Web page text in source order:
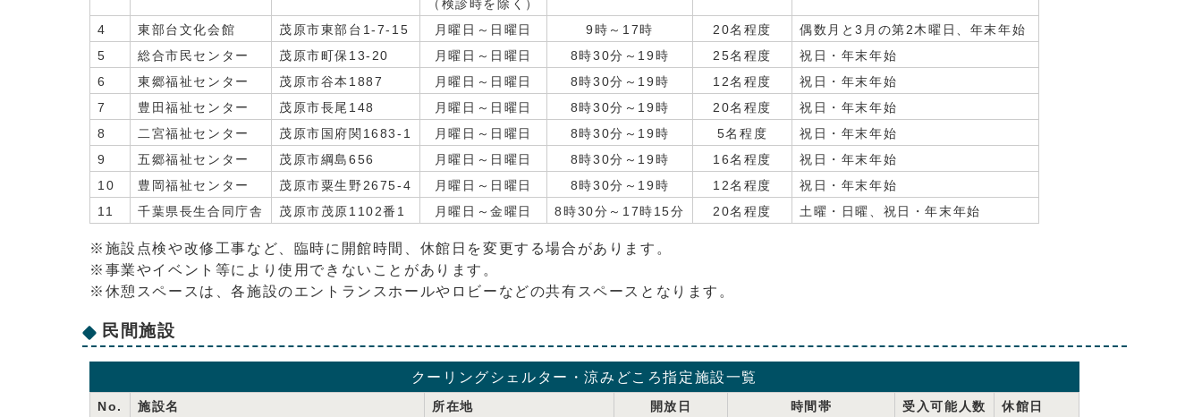
（検診時を除く）
4 東部台文化会館 茂原市東部台1-7-15 月曜日～日曜日 9時～17時 20名程度
偶数月と3月の第2木曜日、年末年始
5
総合市民センター 茂原市町保13-20 月曜日～日曜日 8時30分～19時 25名程度
祝日・年末年始
6
東郷福祉センター 茂原市谷本1887 月曜日～日曜日 8時30分～19時 12名程度
祝日・年末年始
7
豊田福祉センター 茂原市長尾148 月曜日～日曜日 8時30分～19時 20名程度
祝日・年末年始
8
二宮福祉センター 茂原市国府関1683-1 月曜日～日曜日 8時30分～19時 5名程度
祝日・年末年始
9
五郷福祉センター 茂原市綱島656 月曜日～日曜日 8時30分～19時 16名程度
祝日・年末年始
10
豊岡福祉センター 茂原市粟生野2675-4 月曜日～日曜日 8時30分～19時 12名程度
祝日・年末年始
11
千葉県長生合同庁舎 茂原市茂原1102番1 月曜日～金曜日 8時30分～17時15分 20名程度 土曜・日曜、祝日・年末年始
※施設点検や改修工事など、臨時に開館時間、休館日を変更する場合があります。
※事業やイベント等により使用できないことがあります。
※休憩スペースは、各施設のエントランスホールやロビーなどの共有スペースとなります。
民間施設
クーリングシェルター・涼みどころ指定施設一覧
No. 施設名 所在地 開放日 時間帯 受入可能人数
休館日